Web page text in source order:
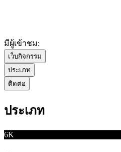
มีผู้เข้าชม:
เว็บกิจกรรม
ประเภท
ติดต่อ
ประเภท
6K